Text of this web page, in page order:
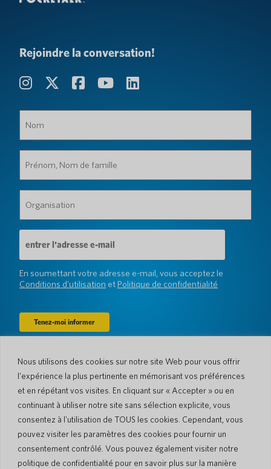
Nous utilisons des cookies sur notre site Web pour vous offrir
l'expérience la plus pertinente en mémorisant vos préférences
et en répétant vos visites. En cliquant sur « Accepter » ou en
continuant à utiliser notre site sans sélection explicite, vous
consentez à l'utilisation de TOUS les cookies. Cependant, vous
pouvez visiter les paramètres des cookies pour fournir un
consentement contrôlé. Vous pouvez également visiter notre
politique de confidentialité pour en savoir plus sur la manière
Rejoindre la conversation!
(Obligatoire)
Nom
de
famille
(Obligatoire)
(Obligatoire)
Adresse
e-
mail
(Obligatoire)
En soumettant votre adresse e-mail, vous acceptez le
Conditions d'utilisation et Politique de confidentialité
Entreprise
À propos de nous
Langues et pays
Actualités
#AllSpokenHere
Soutien
Service client
Politique de retour
Garantie limitée
Sécurité de Pocketalk